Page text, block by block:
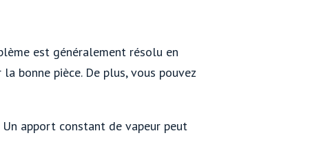
est généralement résolu en
bonne pièce. De plus, vous pouvez
apport constant de vapeur peut